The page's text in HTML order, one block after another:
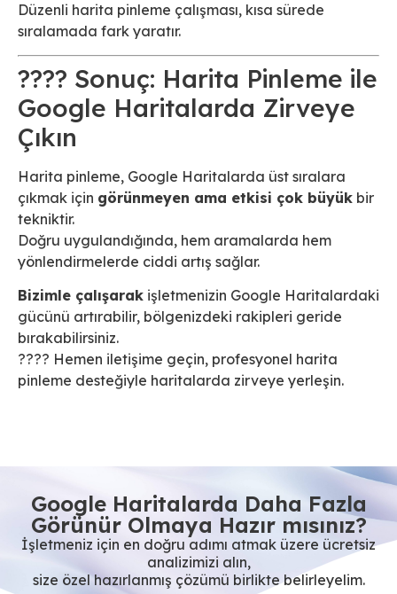
Düzenli harita pinleme çalışması, kısa sürede
sıralamada fark yaratır.
???? Sonuç: Harita Pinleme ile
Google Haritalarda Zirveye
Çıkın
Harita pinleme, Google Haritalarda üst sıralara
çıkmak için görünmeyen ama etkisi çok büyük bir
tekniktir.
Doğru uygulandığında, hem aramalarda hem
yönlendirmelerde ciddi artış sağlar.
Bizimle çalışarak işletmenizin Google Haritalardaki
gücünü artırabilir, bölgenizdeki rakipleri geride
bırakabilirsiniz.
???? Hemen iletişime geçin, profesyonel harita
pinleme desteğiyle haritalarda zirveye yerleşin.
Google Haritalarda Daha Fazla
Görünür Olmaya Hazır mısınız?
İşletmeniz için en doğru adımı atmak üzere ücretsiz
analizimizi alın,
size özel hazırlanmış çözümü birlikte belirleyelim.